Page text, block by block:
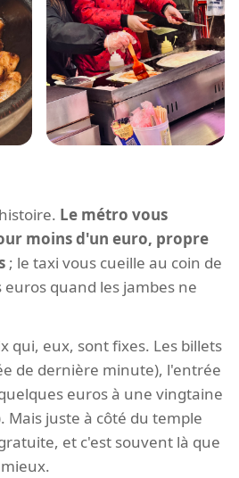
Le métro vous
moins d'un euro, propre
; le taxi vous cueille au coin de
quand les jambes ne
qui, eux, sont fixes. Les billets
de dernière minute), l'entrée
euros à une vingtaine
Mais juste à côté du temple
et c'est souvent là que